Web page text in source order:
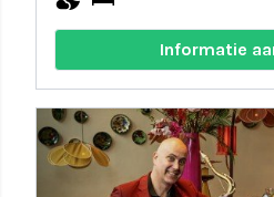
Informatie